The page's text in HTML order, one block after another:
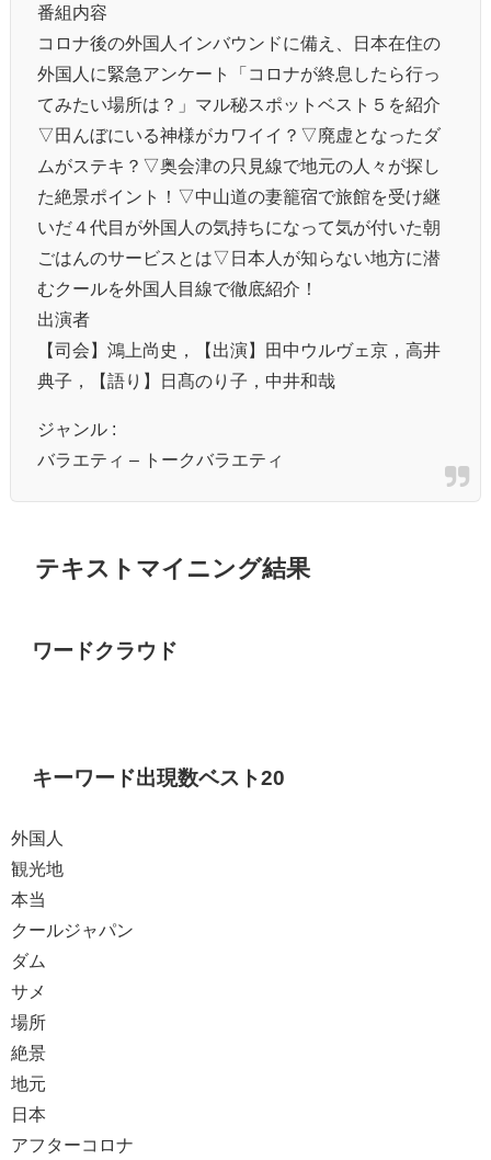
番組内容
コロナ後の外国人インバウンドに備え、日本在住の
外国人に緊急アンケート「コロナが終息したら行っ
てみたい場所は？」マル秘スポットベスト５を紹介
▽田んぼにいる神様がカワイイ？▽廃虚となったダ
ムがステキ？▽奥会津の只見線で地元の人々が探し
た絶景ポイント！▽中山道の妻籠宿で旅館を受け継
いだ４代目が外国人の気持ちになって気が付いた朝
ごはんのサービスとは▽日本人が知らない地方に潜
むクールを外国人目線で徹底紹介！
出演者
【司会】鴻上尚史，【出演】田中ウルヴェ京，高井
典子，【語り】日髙のり子，中井和哉
ジャンル :
バラエティ – トークバラエティ
テキストマイニング結果
ワードクラウド
キーワード出現数ベスト20
外国人
観光地
本当
クールジャパン
ダム
サメ
場所
絶景
地元
日本
アフターコロナ